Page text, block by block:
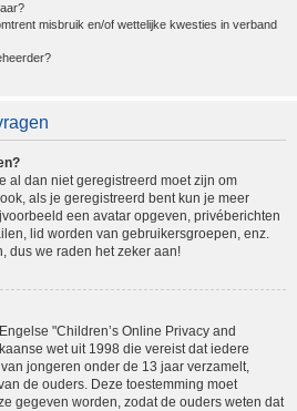
misbruik en/of wettelijke kwesties in verband
al dan niet geregistreerd moet zijn om
als je geregistreerd bent kun je meer
een avatar opgeven, privéberichten
lid worden van gebruikersgroepen, enz.
dus we raden het zeker aan!
"Children’s Online Privacy and
wet uit 1998 die vereist dat iedere
jongeren onder de 13 jaar verzamelt,
de ouders. Deze toestemming moet
gegeven worden, zodat de ouders weten dat